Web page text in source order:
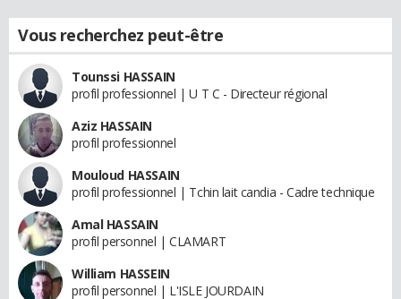
Vous recherchez peut-être
Tounssi HASSAIN
profil professionnel | U T C - Directeur régional
Aziz HASSAIN
profil professionnel
Mouloud HASSAIN
profil professionnel | Tchin lait candia - Cadre technique
Amal HASSAIN
profil personnel | CLAMART
William HASSEIN
profil personnel | L'ISLE JOURDAIN